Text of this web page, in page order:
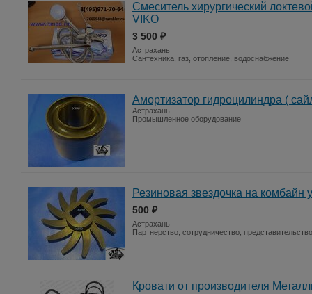
Смеситель хирургический
VIKO
3 500 ₽
Астрахань
Сантехника, газ, отопление, водоснабжение
Амортизатор гидроцилиндра (
Астрахань
Промышленное оборудование
Резиновая звездочка на комбайн
500 ₽
Астрахань
Партнерство, сотрудничество, представительство
Кровати от производителя